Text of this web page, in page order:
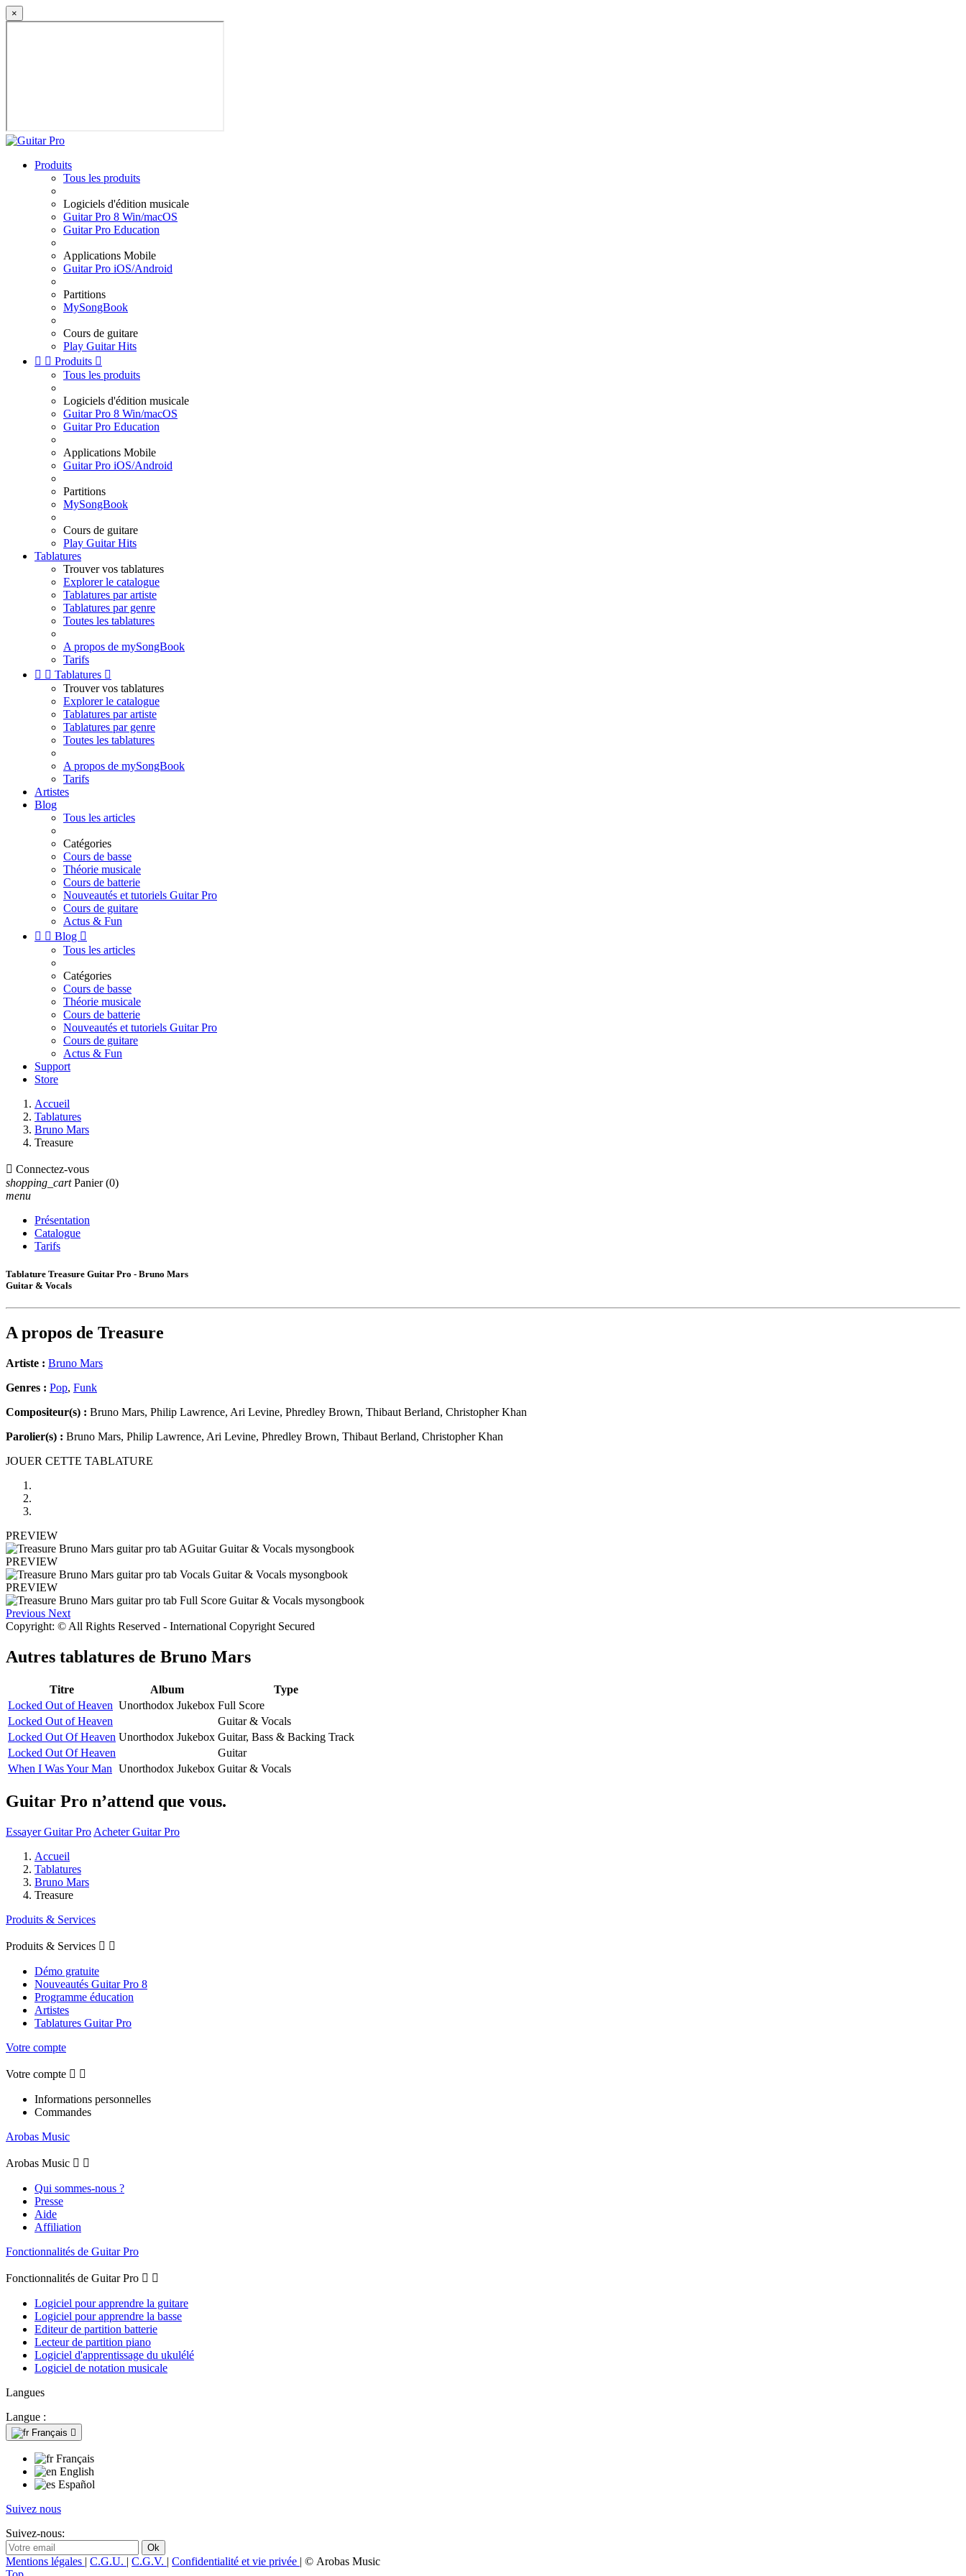
×
Produits
Tous les produits
Logiciels d'édition musicale
Guitar Pro 8 Win/macOS
Guitar Pro Education
Applications Mobile
Guitar Pro iOS/Android
Partitions
MySongBook
Cours de guitare
Play Guitar Hits
  Produits 
Tous les produits
Logiciels d'édition musicale
Guitar Pro 8 Win/macOS
Guitar Pro Education
Applications Mobile
Guitar Pro iOS/Android
Partitions
MySongBook
Cours de guitare
Play Guitar Hits
Tablatures
Trouver vos tablatures
Explorer le catalogue
Tablatures par artiste
Tablatures par genre
Toutes les tablatures
A propos de mySongBook
Tarifs
  Tablatures 
Trouver vos tablatures
Explorer le catalogue
Tablatures par artiste
Tablatures par genre
Toutes les tablatures
A propos de mySongBook
Tarifs
Artistes
Blog
Tous les articles
Catégories
Cours de basse
Théorie musicale
Cours de batterie
Nouveautés et tutoriels Guitar Pro
Cours de guitare
Actus & Fun
  Blog 
Tous les articles
Catégories
Cours de basse
Théorie musicale
Cours de batterie
Nouveautés et tutoriels Guitar Pro
Cours de guitare
Actus & Fun
Support
Store
Accueil
Tablatures
Bruno Mars
Treasure
 Connectez-vous
shopping_cart Panier (0)
menu
Présentation
Catalogue
Tarifs
Tablature Treasure Guitar Pro - Bruno Mars
Guitar & Vocals
A propos de Treasure
Artiste : Bruno Mars
Genres : Pop, Funk
Compositeur(s) : Bruno Mars, Philip Lawrence, Ari Levine, Phredley Brown, Thibaut Berland, Christopher Khan
Parolier(s) : Bruno Mars, Philip Lawrence, Ari Levine, Phredley Brown, Thibaut Berland, Christopher Khan
JOUER CETTE TABLATURE
PREVIEW
PREVIEW
PREVIEW
Previous Next
Copyright: © All Rights Reserved - International Copyright Secured
Autres tablatures de Bruno Mars
Titre Album
Type
Locked Out of Heaven Unorthodox Jukebox Full Score
Locked Out of Heaven
Guitar & Vocals
Locked Out Of Heaven Unorthodox Jukebox Guitar, Bass & Backing Track
Locked Out Of Heaven
Guitar
When I Was Your Man Unorthodox Jukebox Guitar & Vocals
Guitar Pro n’attend que vous.
Essayer Guitar Pro Acheter Guitar Pro
Accueil
Tablatures
Bruno Mars
Treasure
Produits & Services
Produits & Services  
Démo gratuite
Nouveautés Guitar Pro 8
Programme éducation
Artistes
Tablatures Guitar Pro
Votre compte
Votre compte  
Informations personnelles
Commandes
Arobas Music
Arobas Music  
Qui sommes-nous ?
Presse
Aide
Affiliation
Fonctionnalités de Guitar Pro
Fonctionnalités de Guitar Pro  
Logiciel pour apprendre la guitare
Logiciel pour apprendre la basse
Editeur de partition batterie
Lecteur de partition piano
Logiciel d'apprentissage du ukulélé
Logiciel de notation musicale
Langues
Langue :
Français 
Français
English
Español
Suivez nous
Suivez-nous:
Mentions légales | C.G.U. | C.G.V. | Confidentialité et vie privée | © Arobas Music